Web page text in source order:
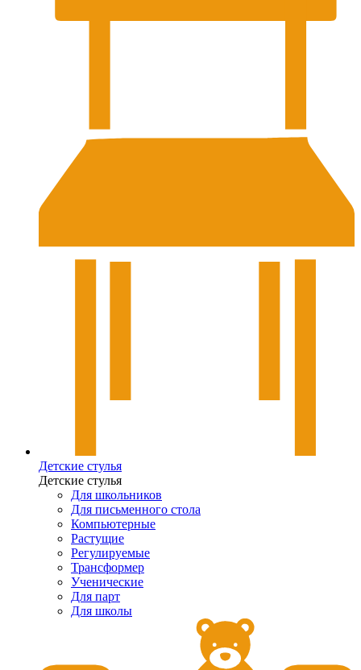
Детские стулья
Детские стулья
Для школьников
Для письменного стола
Компьютерные
Растущие
Регулируемые
Трансформер
Ученические
Для парт
Для школы